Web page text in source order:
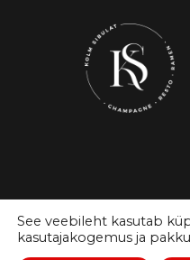
See veebileht kasutab
kasutajakogemus ja